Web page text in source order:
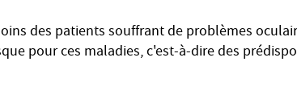
des patients souffrant de problèmes
pour ces maladies, c'est-à-dire des